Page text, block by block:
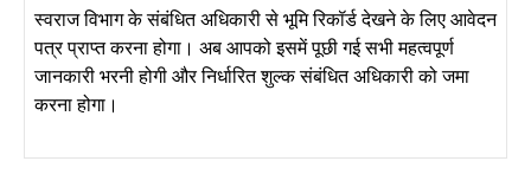
स्वराज विभाग के संबंधित अधिकारी से भूमि रिकॉर्ड देखने के लिए आवेदन
पत्र प्राप्त करना होगा। अब आपको इसमें पूछी गई सभी महत्वपूर्ण
जानकारी भरनी होगी और निर्धारित शुल्क संबंधित अधिकारी को जमा
करना होगा।